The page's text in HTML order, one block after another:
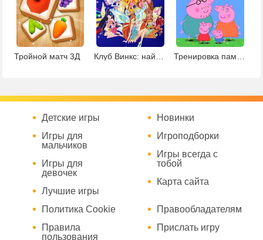
Тройной матч 3Д
Детские игры
Игры для
мальчиков
Игры для
девочек
Лучшие игры
Новинки
Игроподборки
Игры всегда с
тобой
Карта сайта
Политика Cookie
Правила
пользования
Правообладателям
Прислать игру